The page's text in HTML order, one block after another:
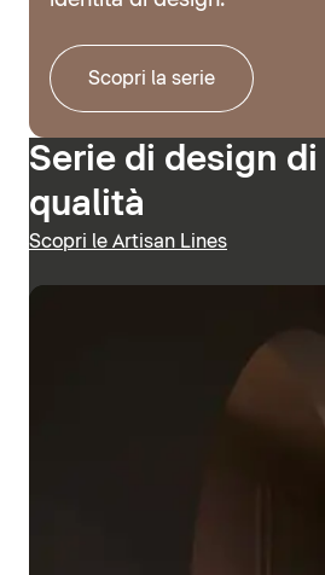
Scopri la serie
Serie di design
qualità
Scopri le Artisan Lines